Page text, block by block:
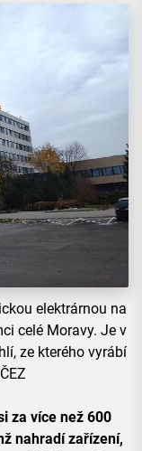
elektrárnou na
celé Moravy. Je v
ze kterého vyrábí
za více než 600
nahradí zařízení,